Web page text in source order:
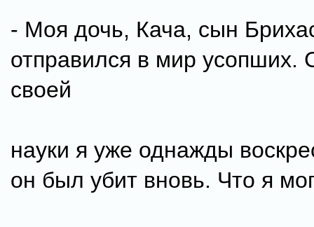
- Моя дочь, Кача, сын
отправился в мир
своей
науки я уже однажды
он был убит вновь. Что я